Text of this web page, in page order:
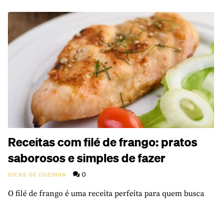
Receitas com filé de frango: pratos
saborosos e simples de fazer
DICAS DE COZINHA 0
O filé de frango é uma receita perfeita para quem busca